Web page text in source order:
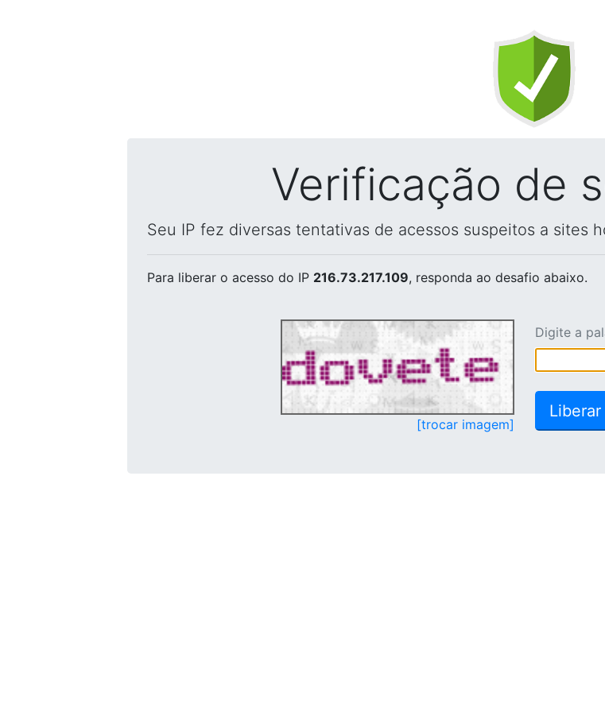
Verificação de
Seu IP fez diversas tentativas de acessos suspeitos a sites
Para liberar o acesso do IP 216.73.217.109, responda ao desafio abaixo.
[trocar imagem]
Digite a